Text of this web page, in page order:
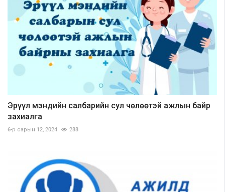
Эрүүл мэндийн салбарийн сул чөлөөтэй ажлын байр
захиалга
6-р сарын 12, 2024 288